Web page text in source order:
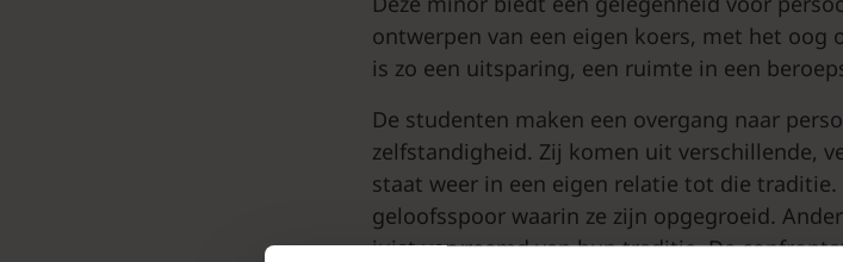
ontwerpen van een eigen koers, met het
is zo een uitsparing, een ruimte in een
De studenten maken een overgang naar
zelfstandigheid. Zij komen uit verschillende,
staat weer in een eigen relatie tot die
geloofsspoor waarin ze zijn opgegroeid.
juist vervreemd van hun traditie. De